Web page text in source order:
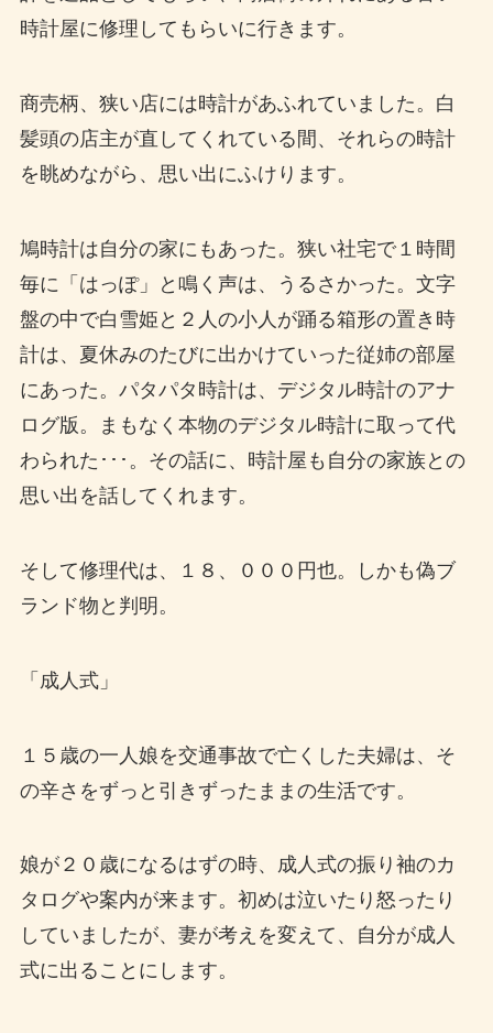
時計屋に修理してもらいに行きます。
商売柄、狭い店には時計があふれていました。白
髪頭の店主が直してくれている間、それらの時計
を眺めながら、思い出にふけります。
鳩時計は自分の家にもあった。狭い社宅で１時間
毎に「はっぽ」と鳴く声は、うるさかった。文字
盤の中で白雪姫と２人の小人が踊る箱形の置き時
計は、夏休みのたびに出かけていった従姉の部屋
にあった。パタパタ時計は、デジタル時計のアナ
ログ版。まもなく本物のデジタル時計に取って代
わられた･･･。その話に、時計屋も自分の家族との
思い出を話してくれます。
そして修理代は、１８、０００円也。しかも偽ブ
ランド物と判明。
「成人式」
１５歳の一人娘を交通事故で亡くした夫婦は、そ
の辛さをずっと引きずったままの生活です。
娘が２０歳になるはずの時、成人式の振り袖のカ
タログや案内が来ます。初めは泣いたり怒ったり
していましたが、妻が考えを変えて、自分が成人
式に出ることにします。